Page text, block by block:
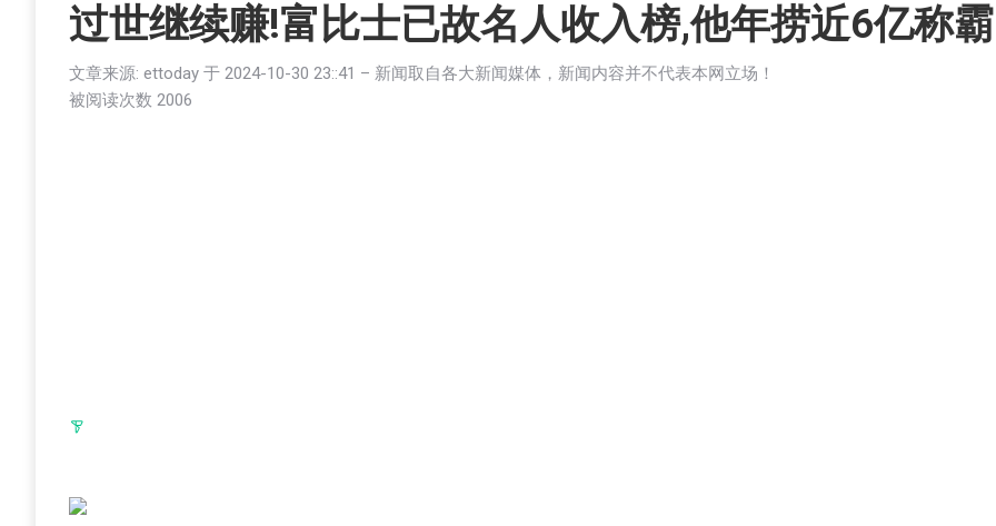
过世继续赚!富比士已故名人收入榜,他年捞近6亿称霸
文章来源: ettoday 于 2024-10-30 23::41 – 新闻取自各大新闻媒体，新闻内容并不代表本网立场！
被阅读次数 2006